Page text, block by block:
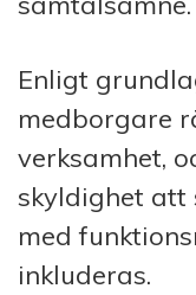
Enligt
medborgare
verksamhet,
skyldighet att
med
inkluderas.